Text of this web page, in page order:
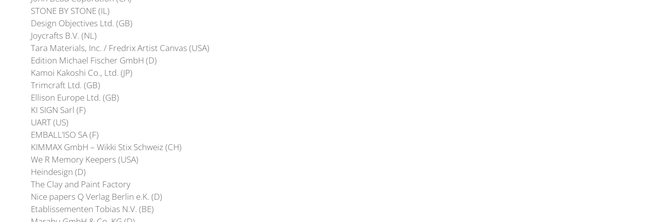
STONE BY STONE (IL)
Design Objectives Ltd. (GB)
Joycrafts B.V. (NL)
Tara Materials, Inc. / Fredrix Artist Canvas (USA)
Edition Michael Fischer GmbH (D)
Kamoi Kakoshi Co., Ltd. (JP)
Trimcraft Ltd. (GB)
Ellison Europe Ltd. (GB)
KI SIGN Sarl (F)
UART (US)
EMBALL’ISO SA (F)
KIMMAX GmbH – Wikki Stix Schweiz (CH)
We R Memory Keepers (USA)
Heindesign (D)
The Clay and Paint Factory
Nice papers Q Verlag Berlin e.K. (D)
Etablissementen Tobias N.V. (BE)